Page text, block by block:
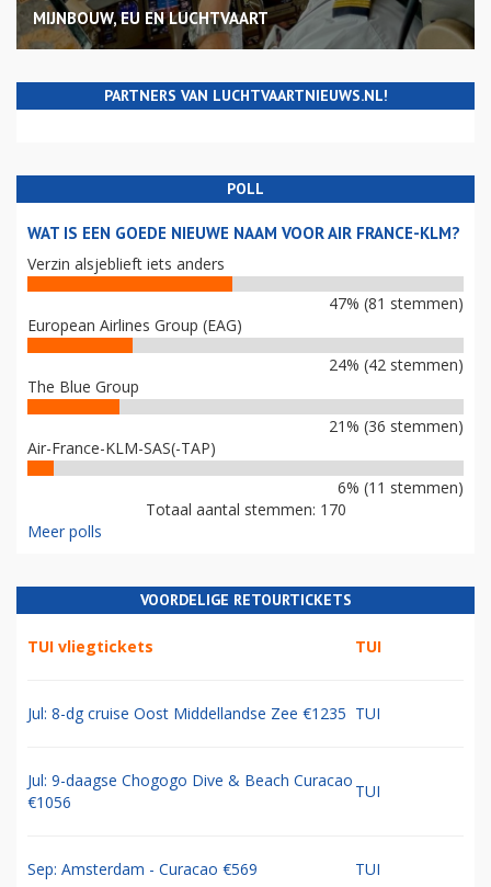
MIJNBOUW, EU EN LUCHTVAART
PARTNERS VAN LUCHTVAARTNIEUWS.NL!
POLL
WAT IS EEN GOEDE NIEUWE NAAM VOOR AIR FRANCE-KLM?
Verzin alsjeblieft iets anders
47% (81 stemmen)
European Airlines Group (EAG)
24% (42 stemmen)
The Blue Group
21% (36 stemmen)
Air-France-KLM-SAS(-TAP)
6% (11 stemmen)
Totaal aantal stemmen: 170
Meer polls
VOORDELIGE RETOURTICKETS
TUI vliegtickets TUI
Jul: 8-dg cruise Oost Middellandse Zee €1235 TUI
Jul: 9-daagse Chogogo Dive & Beach Curacao
€1056
TUI
Sep: Amsterdam - Curacao €569 TUI